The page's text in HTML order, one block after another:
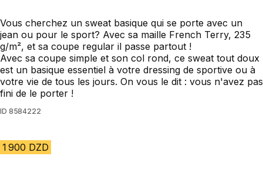
Vous cherchez un sweat basique qui se porte avec un
jean ou pour le sport? Avec sa maille French Terry, 235
g/m², et sa coupe regular il passe partout !
Avec sa coupe simple et son col rond, ce sweat tout doux
est un basique essentiel à votre dressing de sportive ou à
votre vie de tous les jours. On vous le dit : vous n'avez pas
fini de le porter !
ID 8584222
1 900 DZD